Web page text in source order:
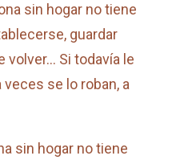
sin hogar no tiene
guardar
volver… Si todavía le
veces se lo roban, a
sin hogar no tiene